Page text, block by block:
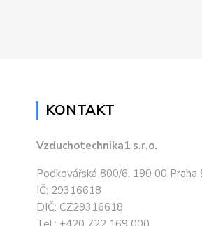
KONTAKT
Vzduchotechnika1 s.r.o.
Podkovářská 800/6, 190 00 Praha
IČ: 29316618
DIČ: CZ29316618